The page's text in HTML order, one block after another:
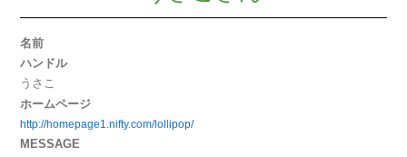
名前
ハンドル
うさこ
ホームページ
http://homepage1.nifty.com/lollipop/
MESSAGE